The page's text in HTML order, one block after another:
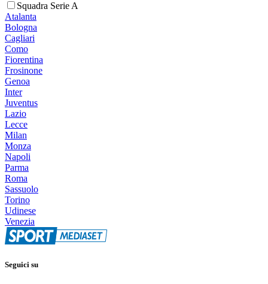
Squadra Serie A
Atalanta
Bologna
Cagliari
Como
Fiorentina
Frosinone
Genoa
Inter
Juventus
Lazio
Lecce
Milan
Monza
Napoli
Parma
Roma
Sassuolo
Torino
Udinese
Venezia
Seguici su